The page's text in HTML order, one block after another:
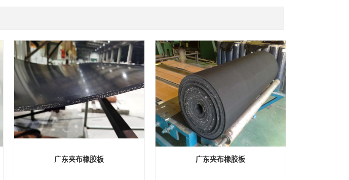
广东夹布橡胶板 广东夹布橡胶板